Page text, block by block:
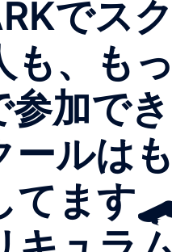
でス
、も
加で
ルはも
てます